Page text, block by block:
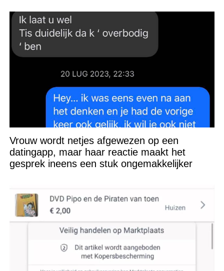
Vrouw wordt netjes afgewezen op een
datingapp, maar haar reactie maakt het
gesprek ineens een stuk ongemakkelijker